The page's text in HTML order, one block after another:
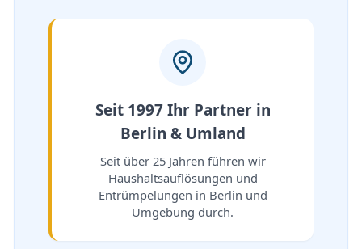
Seit 1997 Ihr Partner in
Berlin & Umland
Seit über 25 Jahren führen wir
Haushaltsauflösungen und
Entrümpelungen in Berlin und
Umgebung durch.